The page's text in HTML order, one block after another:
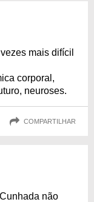
mais difícil
corporal,
neuroses.
COMPARTILHAR
não